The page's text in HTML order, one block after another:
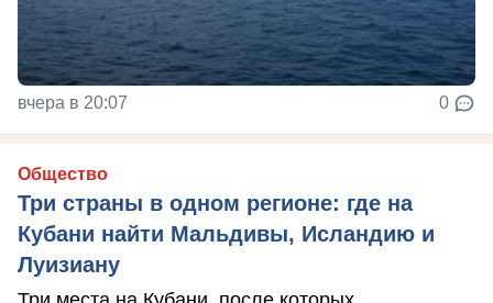
вчера в 20:07 0
Общество
Три страны в одном регионе: где на
Кубани найти Мальдивы, Исландию и
Луизиану